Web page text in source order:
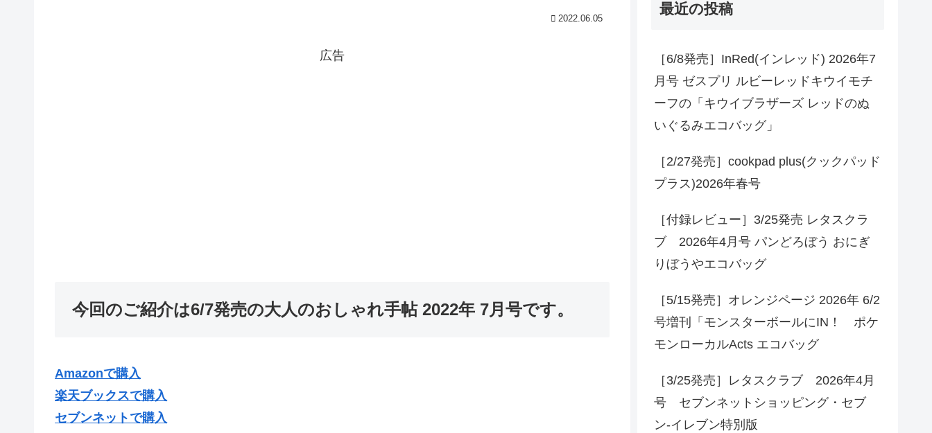
2022.06.05
広告
今回のご紹介は6/7発売の大人のおしゃれ手帖 2022年 7月号です。
Amazonで購入
楽天ブックスで購入
セブンネットで購入
最近の投稿
［6/8発売］InRed(インレッド) 2026年7
月号 ゼスプリ ルビーレッドキウイモチ
ーフの「キウイブラザーズ レッドのぬ
いぐるみエコバッグ」
［2/27発売］cookpad plus(クックパッド
プラス)2026年春号
［付録レビュー］3/25発売 レタスクラ
ブ 2026年4月号 パンどろぼう おにぎ
りぼうやエコバッグ
［5/15発売］オレンジページ 2026年 6/2
号増刊「モンスターボールにIN！ ポケ
モンローカルActs エコバッグ
［3/25発売］レタスクラブ 2026年4月
号 セブンネットショッピング・セブ
ン‐イレブン特別版